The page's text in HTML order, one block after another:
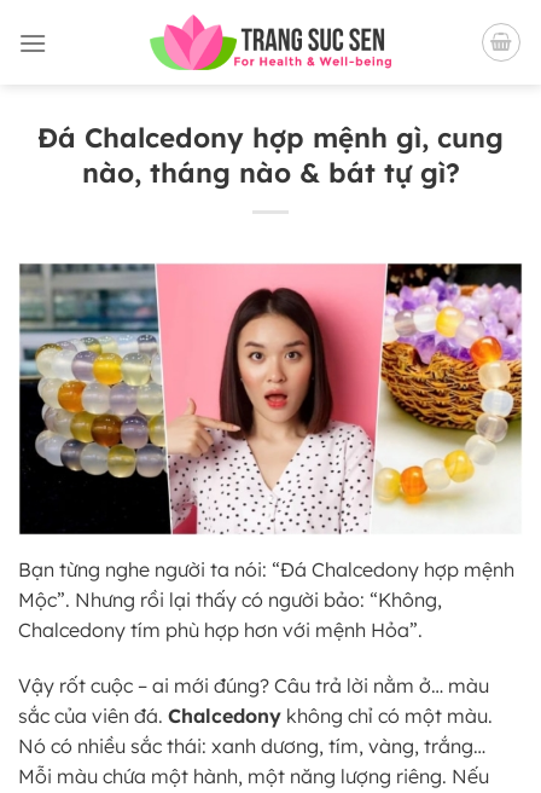
qua
Đá Chalcedony hợp mệnh gì, cung
nào, tháng nào & bát tự gì?
Bạn từng nghe người ta nói: “Đá Chalcedony hợp mệnh
Mộc”. Nhưng rồi lại thấy có người bảo: “Không,
Chalcedony tím phù hợp hơn với mệnh Hỏa”.
Vậy rốt cuộc – ai mới đúng? Câu trả lời nằm ở… màu
sắc của viên đá. Chalcedony không chỉ có một màu.
Nó có nhiều sắc thái: xanh dương, tím, vàng, trắng…
Mỗi màu chứa một hành, một năng lượng riêng. Nếu